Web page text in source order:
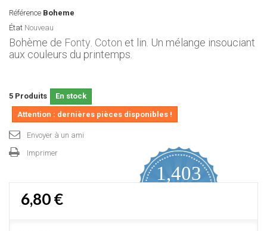
Référence Boheme
État Nouveau
Bohème de Fonty Coton et lin. Un mélange insouciant
aux couleurs du printemps.
5 Produits En stock
Attention : dernières pièces disponibles !
Envoyer à un ami
1,403
Imprimer
6,80 €